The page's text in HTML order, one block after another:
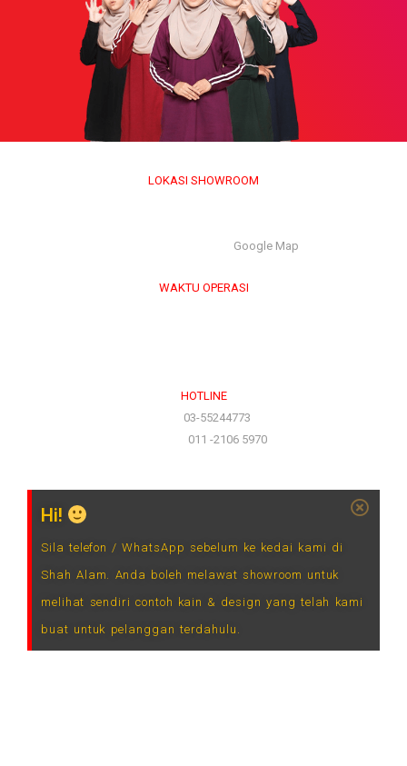
LOKASI SHOWROOM
Google Map
WAKTU OPERASI
HOTLINE
03-55244773
011 -2106 5970
Hi!
Sila telefon / WhatsApp sebelum ke kedai kami di
Shah Alam. Anda boleh melawat showroom untuk
melihat sendiri contoh kain & design yang telah kami
buat untuk pelanggan terdahulu.